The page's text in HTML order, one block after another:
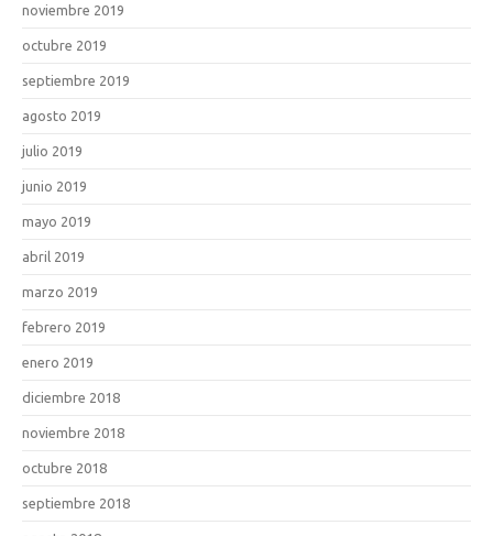
noviembre 2019
octubre 2019
septiembre 2019
agosto 2019
julio 2019
junio 2019
mayo 2019
abril 2019
marzo 2019
febrero 2019
enero 2019
diciembre 2018
noviembre 2018
octubre 2018
septiembre 2018